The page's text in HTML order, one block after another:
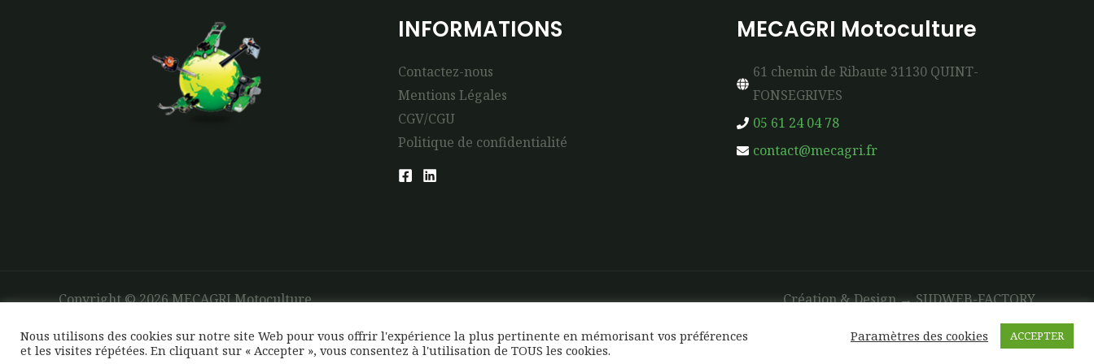
INFORMATIONS
Contactez-nous
Mentions Légales
CGV/CGU
Politique de confidentialité
MECAGRI Motoculture
61 chemin de Ribaute 31130 QUINT-
FONSEGRIVES
05 61 24 04 78
contact@mecagri.fr
Copyright © 2026 MECAGRI Motoculture Création & Design →SUDWEB-FACTORY
Nous utilisons des cookies sur notre site Web pour vous offrir l'expérience la plus pertinente en mémorisant vos préférences
et les visites répétées. En cliquant sur « Accepter », vous consentez à l'utilisation de TOUS les cookies.
Paramètres des cookies ACCEPTER